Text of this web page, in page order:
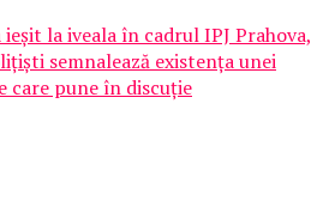
la iveala în cadrul IPJ Prahova,
semnalează existența unei
care pune în discuție